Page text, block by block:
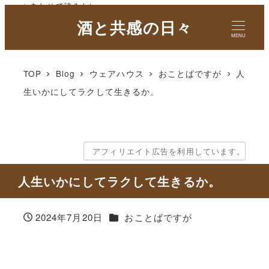
酒と共感の日々 MENU
TOP Blog ウェアハウス おことばですが
人
生いかにしてラクして生きるか。
アフィリエイト広告を利用しています。
人生いかにしてラクして生きるか。
2024年7月20日 カテゴリー
おことばですが
✓ あわせて読みたい